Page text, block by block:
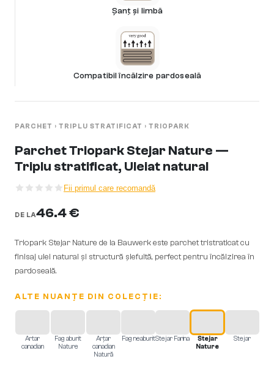
Șanț și limbă
Compatibil încălzire pardoseală
PARCHET › TRIPLU STRATIFICAT › TRIOPARK
Parchet Triopark Stejar Nature —
Triplu stratificat, Uleiat natural
Fii primul care recomandă
DE LA46.4 €
Triopark Stejar Nature de la Bauwerk este parchet tristraticat cu
finisaj ulei natural și structură șlefuită, perfect pentru încălzirea în
pardoseală.
ALTE NUANȚE DIN COLECȚIE:
Artar
canadian
Fag aburit
Nature
Arțar
canadian
Natură
Fag neaburitStejar Farina
Stejar
Nature
Stejar